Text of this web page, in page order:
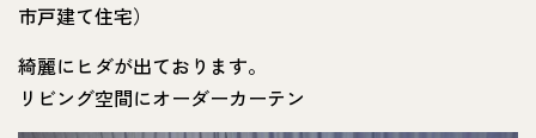
市戸建て住宅）
綺麗にヒダが出ております。
リビング空間にオーダーカーテン